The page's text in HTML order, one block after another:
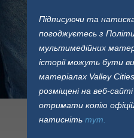
Підписуючи та
погоджуєтесь з
мультимедійних
історії можуть бути
матеріалах Valley
розміщені на веб-
отримати копію
натисніть тут.